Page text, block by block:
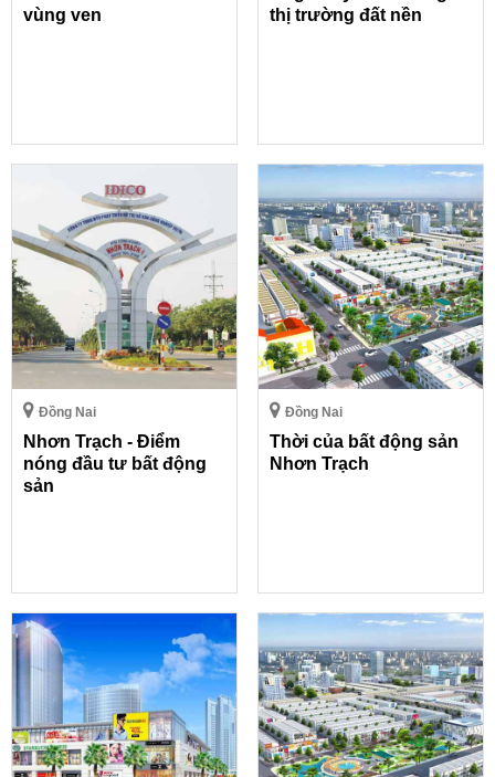
vùng ven
thị trường đất nền
Đồng Nai
Nhơn Trạch - Điểm
nóng đầu tư bất động
sản
Đồng Nai
Thời của bất động sản
Nhơn Trạch